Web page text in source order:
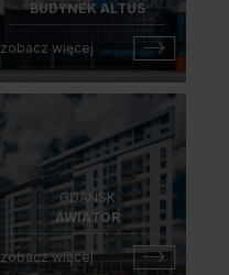
BUDYNEK ALTUS
zobacz więcej
GDAŃSK
AWIATOR
zobacz więcej